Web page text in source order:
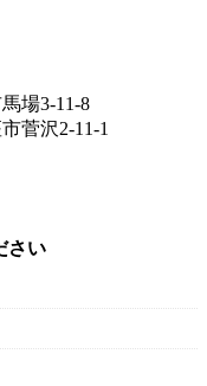
場3-11-8
菅沢2-11-1
さい